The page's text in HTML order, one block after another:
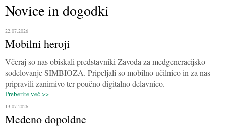
Novice in dogodki
22.07.2026
Mobilni heroji
Včeraj so nas obiskali predstavniki Zavoda za medgeneracijsko
sodelovanje SIMBIOZA. Pripeljali so mobilno učilnico in za nas
pripravili zanimivo ter poučno digitalno delavnico.
Preberite več >>
13.07.2026
Medeno dopoldne